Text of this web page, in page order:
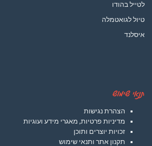
לטייל בהודו
טיול לגואטמלה
איסלנד
תנאי שימוש
הצהרת נגישות
מדיניות פרטיות, מאגרי מידע ועוגיות
זכויות יוצרים ותוכן
תקנון אתר ותנאי שימוש